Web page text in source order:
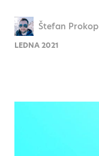
Štefan Prokop
LEDNA 2021